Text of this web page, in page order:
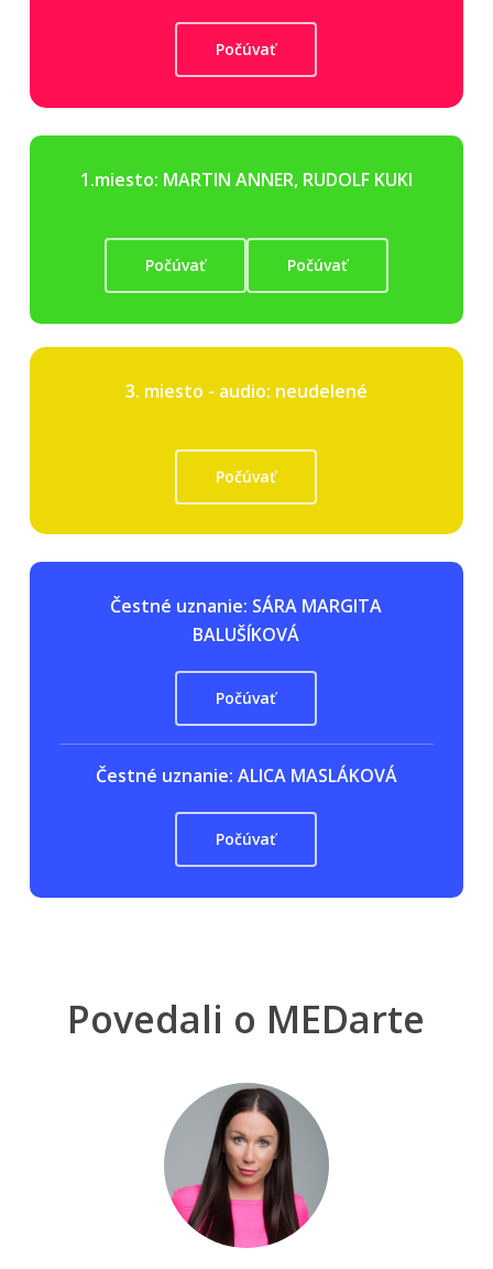
Počúvať
1.miesto: MARTIN ANNER, RUDOLF KUKI
Počúvať Počúvať
3. miesto - audio: neudelené
Počúvať
Čestné uznanie: SÁRA MARGITA
BALUŠÍKOVÁ
Počúvať
Čestné uznanie: ALICA MASLÁKOVÁ
Počúvať
Povedali o MEDarte